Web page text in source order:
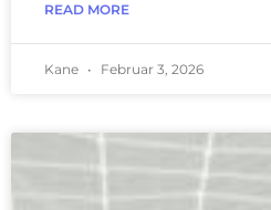
READ MORE
Kane Februar 3, 2026